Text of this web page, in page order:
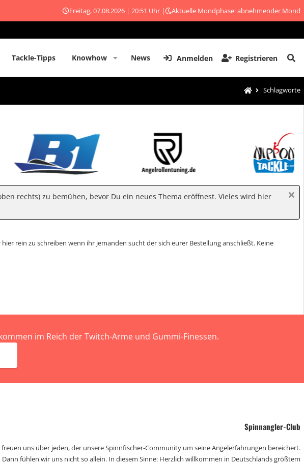
Freitag, 07.08.2026 | 20:51 Uhr | Aktuelle Mondphase: abnehmender Mond
Tackle-Tipps Knowhow News Anmelden Registrieren
Schlagworte
rechts) zu bemühen, bevor Du ein neues Thema eröffnest. Vieles wird hier
rein zu schreiben wenn ihr jemanden sucht der sich eurer Bestellung anschließt. Keine
im Reich der Twitch-Arme und Gummi-Finessen.
Spinnangler-Club
uns über jeden, der unsere Spinnfischer-Community um seine Angelerfahrungen bereichert.
Dann fühlen wir uns nicht so allein. In diesem Sinne: Herzlich willkommen in Deutschlands größtem